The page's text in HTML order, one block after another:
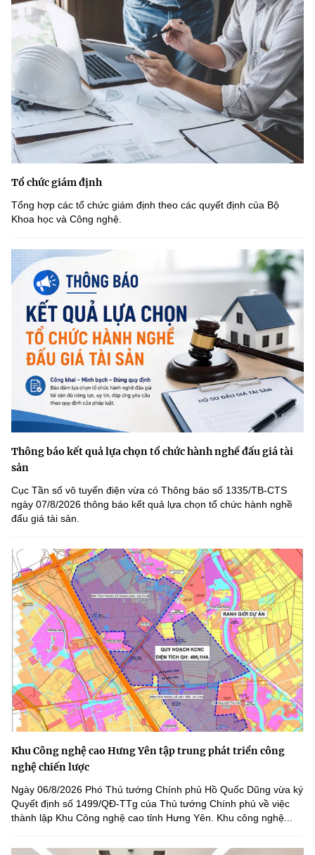
Tổ chức giám định
Tổng hợp các tổ chức giám định theo các quyết định của Bộ
Khoa học và Công nghệ.
Thông báo kết quả lựa chọn tổ chức hành nghề đấu giá tài
sản
Cục Tần số vô tuyến điện vừa có Thông báo số 1335/TB-CTS
ngày 07/8/2026 thông báo kết quả lựa chọn tổ chức hành nghề
đấu giá tài sản.
Khu Công nghệ cao Hưng Yên tập trung phát triển công
nghệ chiến lược
Ngày 06/8/2026 Phó Thủ tướng Chính phủ Hồ Quốc Dũng vừa ký
Quyết định số 1499/QĐ-TTg của Thủ tướng Chính phủ về việc
thành lập Khu Công nghệ cao tỉnh Hưng Yên. Khu công nghệ...